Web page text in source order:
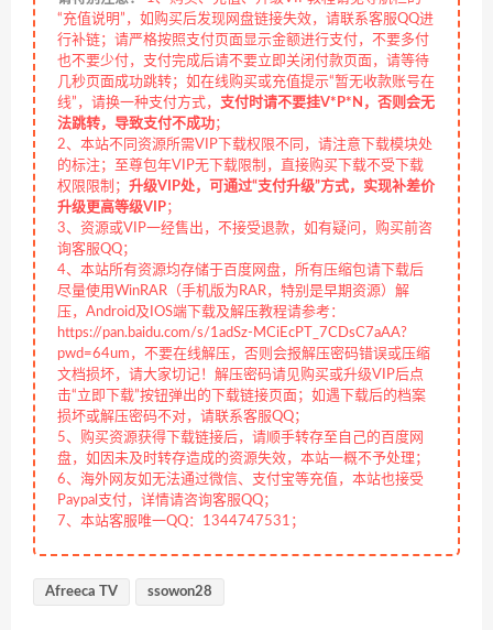
“充值说明”，如购买后发现网盘链接失效，请联系客服QQ进
行补链；请严格按照支付页面显示金额进行支付，不要多付
也不要少付，支付完成后请不要立即关闭付款页面，请等待
几秒页面成功跳转；如在线购买或充值提示“暂无收款账号在
线”，请换一种支付方式， 支付时请不要挂V*P*N，否则会无
法跳转，导致支付不成功；
2、本站不同资源所需VIP下载权限不同，请注意下载模块处
的标注；至尊包年VIP无下载限制，直接购买下载不受下载
权限限制； 升级VIP处，可通过“支付升级”方式，实现补差价
升级更高等级VIP；
3、资源或VIP一经售出，不接受退款，如有疑问，购买前咨
询客服QQ；
4、本站所有资源均存储于百度网盘，所有压缩包请下载后
尽量使用WinRAR（手机版为RAR，特别是早期资源）解
压，Android及IOS端下载及解压教程请参考：
https://pan.baidu.com/s/1adSz-MCiEcPT_7CDsC7aAA?
pwd=64um，不要在线解压，否则会报解压密码错误或压缩
文档损坏，请大家切记！解压密码请见购买或升级VIP后点
击“立即下载”按钮弹出的下载链接页面；如遇下载后的档案
损坏或解压密码不对，请联系客服QQ；
5、购买资源获得下载链接后，请顺手转存至自己的百度网
盘，如因未及时转存造成的资源失效，本站一概不予处理；
6、海外网友如无法通过微信、支付宝等充值，本站也接受
Paypal支付，详情请咨询客服QQ；
7、本站客服唯一QQ：1344747531；
Afreeca TV ssowon28